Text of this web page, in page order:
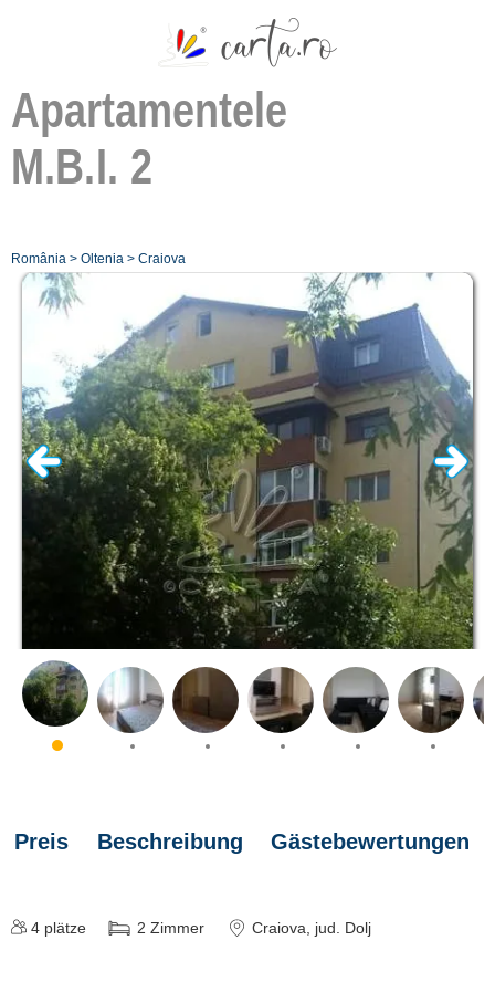
Apartamentele
M.B.I. 2
România > Oltenia > Craiova
Preis Beschreibung Gästebewertungen
4 plätze 2 Zimmer Craiova, jud. Dolj